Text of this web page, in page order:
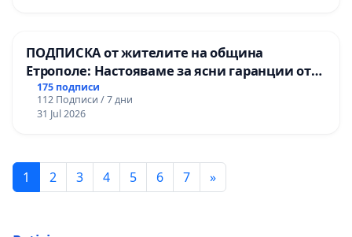
ПОДПИСКА от жителите на община
Етрополе: Настояваме за ясни гаранции от
“Елаците-МЕД” АД и от държавата, че ще се
изпълнят всички екологични норми!
175 подписи
112 Подписи / 7 дни
31 Jul 2026
1 2 3 4 5 6 7 »